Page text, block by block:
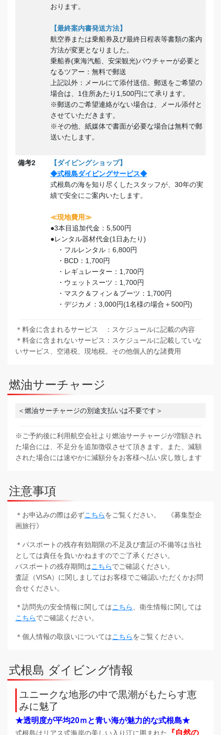
おります。
【最終案内書発送方法】
航空券または乗船券及び最終日程表等書類の案内
方法が変更となりました。
乗船券(東海汽船、安栄観光)バウチャーが必要と
なるツアー：無料で郵送
上記以外：メールにて添付送信。郵送をご希望の
場合は、1住所あたり1,500円にて承ります。
※郵送のご希望連絡がない場合は、メール添付と
させていただきます。
※その他、紙媒体で書面が必要な場合は無料で郵
送いたします。
備考2
【ダイビングショップ】
◆式根島ダイビングサービス◆
式根島の海を知り尽くしたスタッフが、30年の実
績で安全にご案内いたします。
≪現地費用≫
●3本目追加代金：5,500円
●レンタル器材代金(1日あたり)
・フルレンタル：6,800円
・BCD： 1,700円
・レギュレーター： 1,700円
・ウェットスーツ： 1,700円
・ マスク＆フィン＆ブーツ：1,700円
・デジカメ：3,000円(1名様の場合＋500円)
＊料金に含まれるサービス ：スケジュールに記載の内容
＊料金に含まれないサービス：スケジュールに記載していな
いサービス、空港税、現地税。その他個人的な諸費用
燃油サーチャージ
＜燃油サーチャージの別途支払いは不要です＞
※ご予約後に利用航空会社より燃油サーチャージが増額され
た場合には、不足分を追加徴収させて頂きます。また、減額
された場合には速やかに減額分をお客様へ払い戻し致します
注意事項
＊お申込みの際は必ずこちらをご覧ください。 《募集型企
画旅行》
＊パスポートの残存有効期限の不足及び査証の不備等は当社
としては責任を負いかねますのでご了承ください。
パスポートの残存期間はこちらでご確認ください。
査証（VISA）に関しましてはお客様でご確認いただくかお問
合せください。
＊訪問先の安全情報に関してはこちら
、衛生情報に関しては
こちらでご確認ください。
＊個人情報の取扱いについてはこちらをご覧ください。
式根島 ダイビング情報
ユニークな地形の中で黒潮がもたらす恵
みに魅了
★透明度が平均20ｍと青い海が魅力的な式根島★
式根島はリアス式海岸の美しい入り江に囲まれた 『自然の